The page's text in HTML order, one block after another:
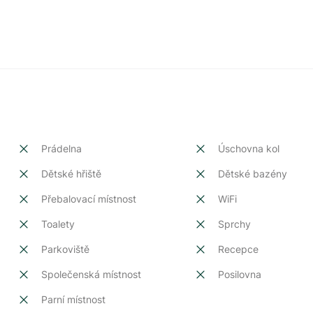
Prádelna Úschovna kol
Dětské hřiště Dětské bazény
Přebalovací místnost WiFi
Toalety Sprchy
Parkoviště Recepce
Společenská místnost Posilovna
Parní místnost